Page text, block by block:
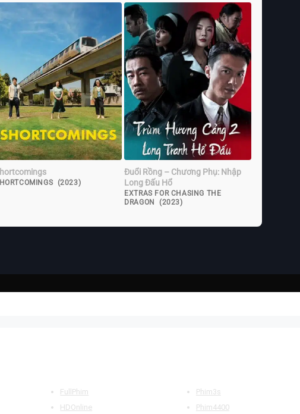
(2023)
Đuổi Rồng – Chương Phụ: Nhập
Long Đấu Hổ
EXTRAS FOR CHASING THE
DRAGON (2023)